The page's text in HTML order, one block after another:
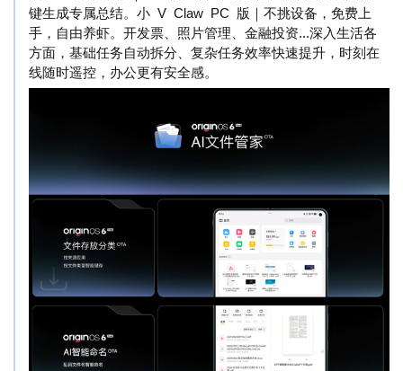
键生成专属总结。小 V Claw PC 版｜不挑设备，免费上
手，自由养虾。开发票、照片管理、金融投资...深入生活各
方面，基础任务自动拆分、复杂任务效率快速提升，时刻在
线随时遥控，办公更有安全感。